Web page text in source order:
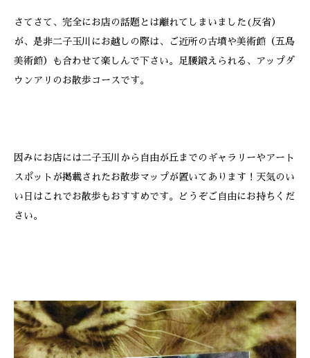
さてさて、完全にお店の話題とは離れてしまいました(反省）
が、是非二子玉川にお越しの際は、ご近所の古墳や美術館（五島
美術館）も合わせて楽しんで下さい。足腰鍛えられる、アップダ
ウンアリのお散歩コースです。
因みにお店には二子玉川から自由が丘までのギャラリーやアート
スポットが掲載されたお散歩マップが置いてあります！天気のい
い日はこれでお散歩もおすすめです。どうぞご自由にお持ちくだ
さい。